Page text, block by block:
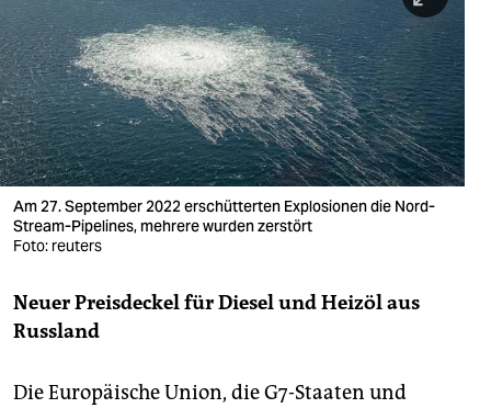
nord
wahrheit
verlag
verlag
veranstaltungen
shop
fragen & hilfe
unterstützen
Am 27. September 2022 erschütterten Explosionen die Nord-
Stream-Pipelines, mehrere wurden zerstört
Foto: reuters
Neuer Preisdeckel für Diesel und Heizöl aus
Russland
Die Europäische Union, die G7-Staaten und